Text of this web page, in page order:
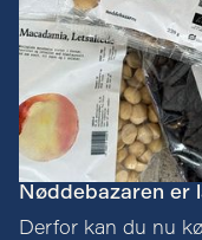
Nøddebazaren er
Derfor kan du nu